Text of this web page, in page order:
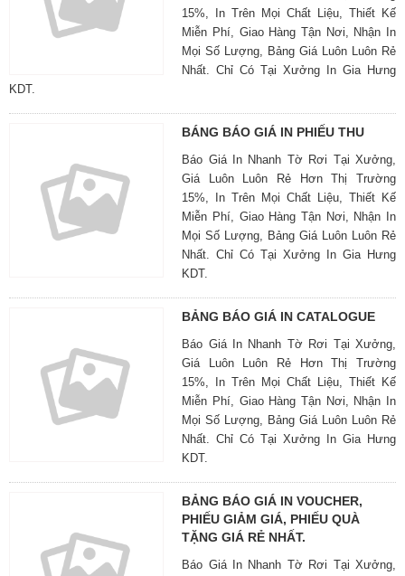
15%, In Trên Mọi Chất Liệu, Thiết Kế
Miễn Phí, Giao Hàng Tận Nơi, Nhận In
Mọi Số Lượng, Bảng Giá Luôn Luôn Rẻ
Nhất. Chỉ Có Tại Xưởng In Gia Hưng
KDT.
BÁNG BÁO GIÁ IN PHIẾU THU
Báo Giá In Nhanh Tờ Rơi Tại Xưởng,
Giá Luôn Luôn Rẻ Hơn Thị Trường
15%, In Trên Mọi Chất Liệu, Thiết Kế
Miễn Phí, Giao Hàng Tận Nơi, Nhận In
Mọi Số Lượng, Bảng Giá Luôn Luôn Rẻ
Nhất. Chỉ Có Tại Xưởng In Gia Hưng
KDT.
BẢNG BÁO GIÁ IN CATALOGUE
Báo Giá In Nhanh Tờ Rơi Tại Xưởng,
Giá Luôn Luôn Rẻ Hơn Thị Trường
15%, In Trên Mọi Chất Liệu, Thiết Kế
Miễn Phí, Giao Hàng Tận Nơi, Nhận In
Mọi Số Lượng, Bảng Giá Luôn Luôn Rẻ
Nhất. Chỉ Có Tại Xưởng In Gia Hưng
KDT.
BẢNG BÁO GIÁ IN VOUCHER,
PHIẾU GIẢM GIÁ, PHIẾU QUÀ
TẶNG GIÁ RẺ NHẤT.
Báo Giá In Nhanh Tờ Rơi Tại Xưởng,